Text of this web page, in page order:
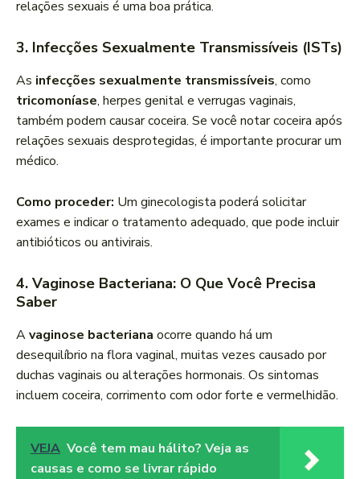
relações sexuais é uma boa prática.
3. Infecções Sexualmente Transmissíveis (ISTs)
As infecções sexualmente transmissíveis, como
tricomoníase, herpes genital e verrugas vaginais,
também podem causar coceira. Se você notar coceira após
relações sexuais desprotegidas, é importante procurar um
médico.
Como proceder: Um ginecologista poderá solicitar
exames e indicar o tratamento adequado, que pode incluir
antibióticos ou antivirais.
4. Vaginose Bacteriana: O Que Você Precisa
Saber
Avaginose bacteriana ocorre quando há um
desequilíbrio na flora vaginal, muitas vezes causado por
duchas vaginais ou alterações hormonais. Os sintomas
incluem coceira, corrimento com odor forte e vermelhidão.
VEJA Você tem mau hálito? Veja as
causas e como se livrar rápido